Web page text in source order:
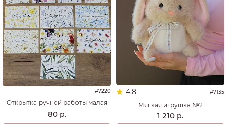
#7220
Открытка ручной работы малая
80 р.
4.8 #7135
Мягкая игрушка №2
1 210 р.